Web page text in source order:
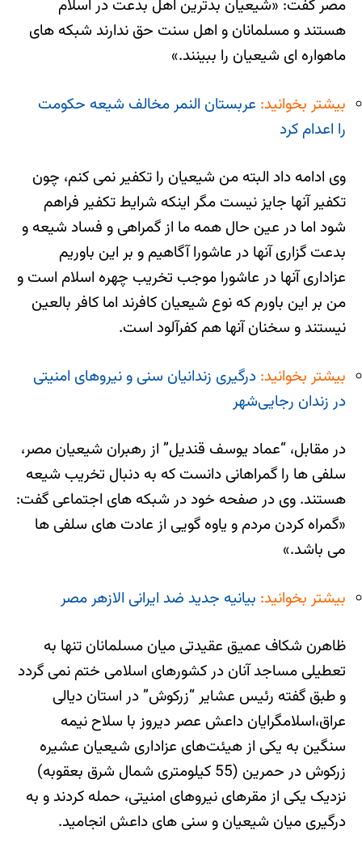
مصر گفت: «شیعیان بدترین اهل بدعت در اسلام
هستند و مسلمانان و اهل سنت حق ندارند شبکه های
ماهواره ای شیعیان را ببینند.»
بیشتر بخوانید: عربستان النمر مخالف شیعه حکومت
را اعدام کرد
وی ادامه داد البته من شیعیان را تکفیر نمی کنم، چون
تکفیر آنها جایز نیست مگر اینکه شرایط تکفیر فراهم
شود اما در عین حال همه ما از گمراهی و فساد شیعه و
بدعت گزاری آنها در عاشورا آگاهیم و بر این باوریم
عزاداری آنها در عاشورا موجب تخریب چهره اسلام است و
من بر این باورم که نوع شیعیان کافرند اما کافر بالعین
نیستند و سخنان آنها هم کفرآلود است.
بیشتر بخوانید: درگیری زندانیان سنی و نیروهای امنیتی
در زندان رجایی‌شهر
در مقابل، “عماد یوسف قندیل” از رهبران شیعیان مصر،
سلفی ها را گمراهانی دانست که به دنبال تخریب شیعه
هستند. وی در صفحه خود در شبکه های اجتماعی گفت:
«گمراه کردن مردم و یاوه گویی از عادت های سلفی ها
می باشد.»
بیشتر بخوانید: بیانیه جدید ضد ایرانی الازهر مصر
ظاهرن شکاف عمیق عقیدتی میان مسلمانان تنها به
تعطیلی مساجد آنان در کشورهای اسلامی ختم نمی گردد
و طبق گفته رئیس عشایر “زرکوش” در استان دیالی
عراق،اسلامگرایان داعش عصر دیروز با سلاح نیمه
سنگین به یکی از هیئت‌های عزاداری شیعیان عشیره
زرکوش در حمرین (55 کیلومتری شمال شرق بعقوبه)
نزدیک یکی از مقرهای نیروهای امنیتی، حمله کردند و به
درگیری میان شیعیان و سنی های داعش انجامید.